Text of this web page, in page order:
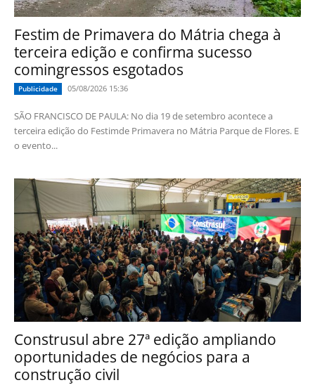
Festim de Primavera do Mátria chega à
terceira edição e confirma sucesso
comingressos esgotados
Publicidade 05/08/2026 15:36
SÃO FRANCISCO DE PAULA: No dia 19 de setembro acontece a
terceira edição do Festimde Primavera no Mátria Parque de Flores. E
o evento...
Construsul abre 27ª edição ampliando
oportunidades de negócios para a
construção civil